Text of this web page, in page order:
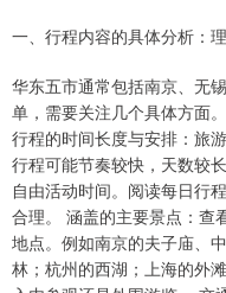
一、行程内容的具体分析：
华东五市通常包括南京、无
单，需要关注几个具体方面。
行程的时间长度与安排：旅
行程可能节奏较快，天数较
自由活动时间。阅读每日行
合理。 涵盖的主要景点：查
地点。例如南京的夫子庙、
林；杭州的西湖；上海的外